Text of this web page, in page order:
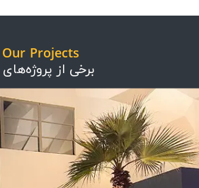
Our Projects
برخی از پروژه‌های